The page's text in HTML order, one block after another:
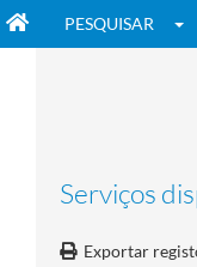
PESQUISAR
Serviços
Exportar